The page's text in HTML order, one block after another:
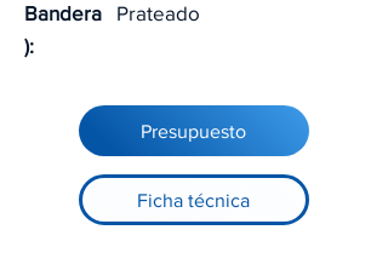
Bandera
):
Prateado
Presupuesto
Ficha técnica